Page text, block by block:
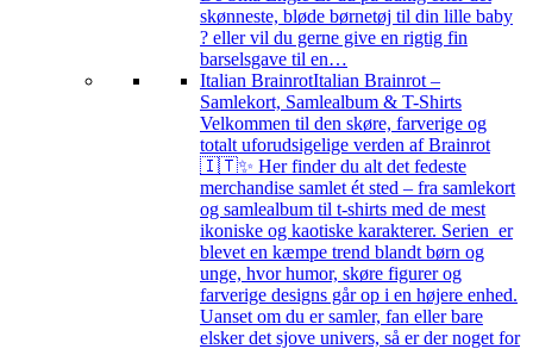
skønneste, bløde børnetøj til din lille baby
? eller vil du gerne give en rigtig fin
barselsgave til en…
Italian BrainrotItalian Brainrot –
Samlekort, Samlealbum & T-Shirts
Velkommen til den skøre, farverige og
totalt uforudsigelige verden af Brainrot
🇮🇹✨ Her finder du alt det fedeste
merchandise samlet ét sted – fra samlekort
og samlealbum til t-shirts med de mest
ikoniske og kaotiske karakterer. Serien er
blevet en kæmpe trend blandt børn og
unge, hvor humor, skøre figurer og
farverige designs går op i en højere enhed.
Uanset om du er samler, fan eller bare
elsker det sjove univers, så er der noget for